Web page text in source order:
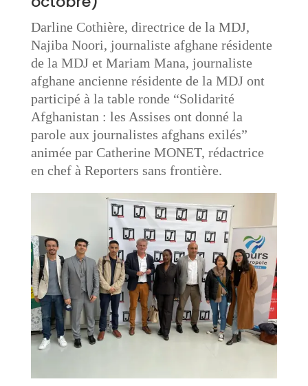
Darline Cothière, directrice de la MDJ,
Najiba Noori, journaliste afghane résidente
de la MDJ et Mariam Mana, journaliste
afghane ancienne résidente de la MDJ ont
participé à la table ronde “Solidarité
Afghanistan : les Assises ont donné la
parole aux journalistes afghans exilés”
animée par Catherine MONET, rédactrice
en chef à Reporters sans frontière.